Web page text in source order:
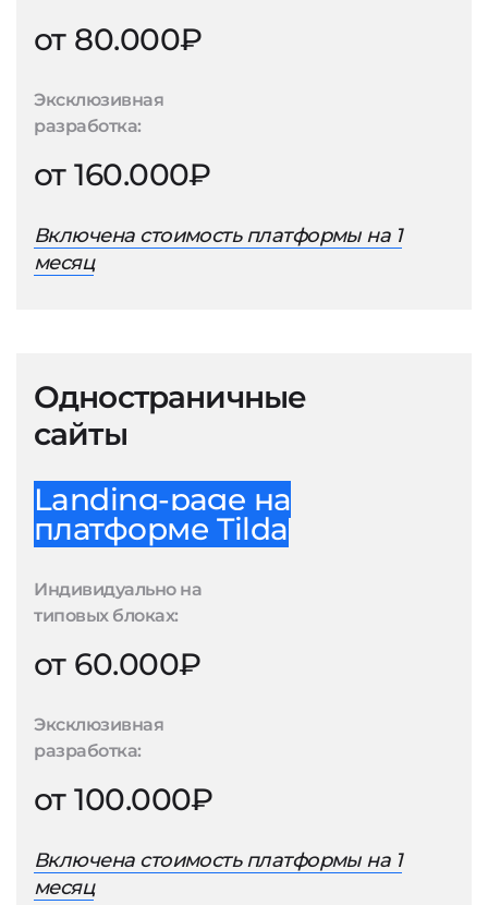
от 80.000₽
Эксклюзивная
разработка:
от 160.000₽
Включена стоимость платформы на 1
месяц
Одностраничные
сайты
Landing-page на
платформе Tilda
Индивидуально на
типовых блоках:
от 60.000₽
Эксклюзивная
разработка:
от 100.000₽
Включена стоимость платформы на 1
месяц